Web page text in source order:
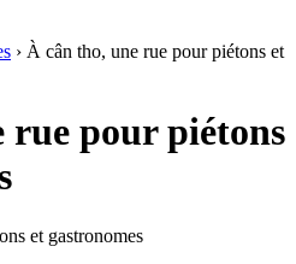
› À cân tho, une rue pour piétons et
rue pour piétons